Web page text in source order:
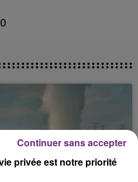
privée est notre priorité
Continuer sans accepter